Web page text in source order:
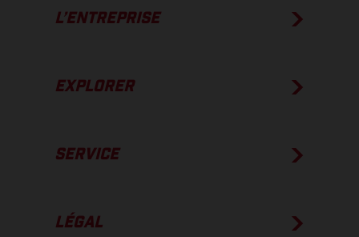
L’ENTREPRISE
EXPLORER
SERVICE
LÉGAL